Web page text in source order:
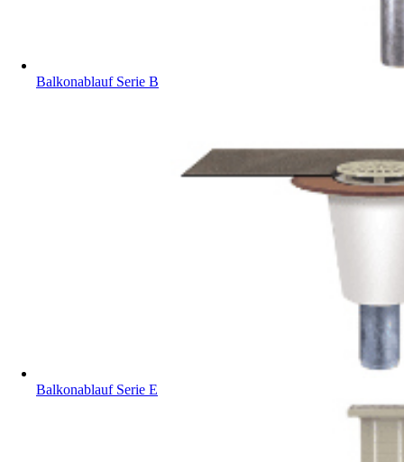
Balkonablauf Serie B
Balkonablauf Serie E